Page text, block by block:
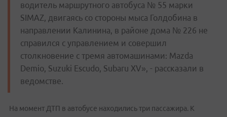
водитель маршрутного автобуса № 55 марки
SIMAZ, двигаясь со стороны мыса Голдобина в
направлении Калинина, в районе дома № 226 не
справился с управлением и совершил
столкновение с тремя автомашинами: Mazda
Demio, Suzuki Escudo, Subaru XV», - рассказали в
ведомстве.
На момент ДТП в автобусе находились три пассажира. К